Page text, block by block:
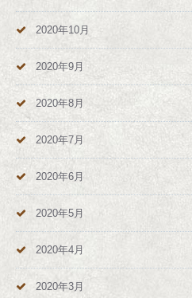
2020年10月
2020年9月
2020年8月
2020年7月
2020年6月
2020年5月
2020年4月
2020年3月